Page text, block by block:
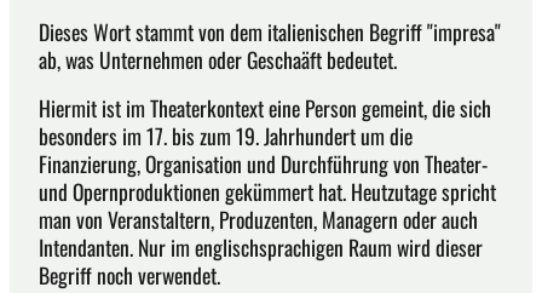
Dieses Wort stammt von dem italienischen Begriff "impresa"
ab, was Unternehmen oder Geschaäft bedeutet.
Hiermit ist im Theaterkontext eine Person gemeint, die sich
besonders im 17. bis zum 19. Jahrhundert um die
Finanzierung, Organisation und Durchführung von Theater-
und Opernproduktionen gekümmert hat. Heutzutage spricht
man von Veranstaltern, Produzenten, Managern oder auch
Intendanten. Nur im englischsprachigen Raum wird dieser
Begriff noch verwendet.